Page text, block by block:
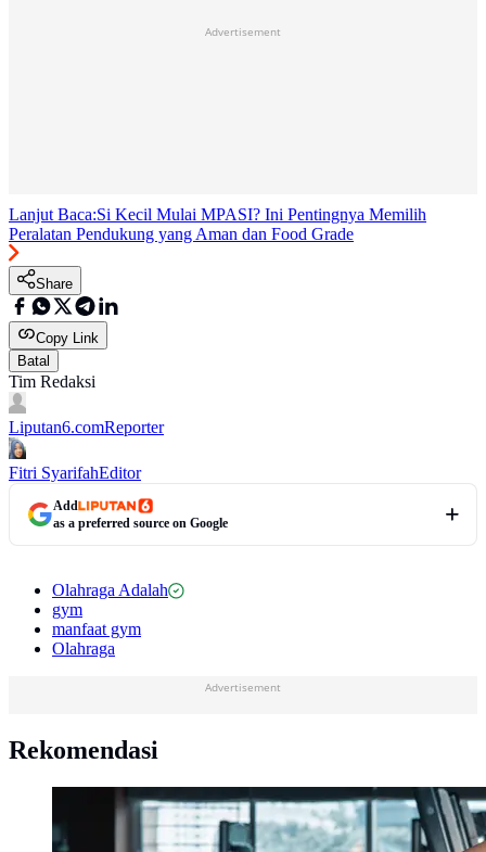
Advertisement
Lanjut Baca:Si Kecil Mulai MPASI? Ini Pentingnya Memilih
Peralatan Pendukung yang Aman dan Food Grade
Share
Copy Link
Batal
Tim Redaksi
Liputan6.comReporter
Fitri SyarifahEditor
Add
as a preferred source on Google
Olahraga Adalah
gym
manfaat gym
Olahraga
Advertisement
Rekomendasi